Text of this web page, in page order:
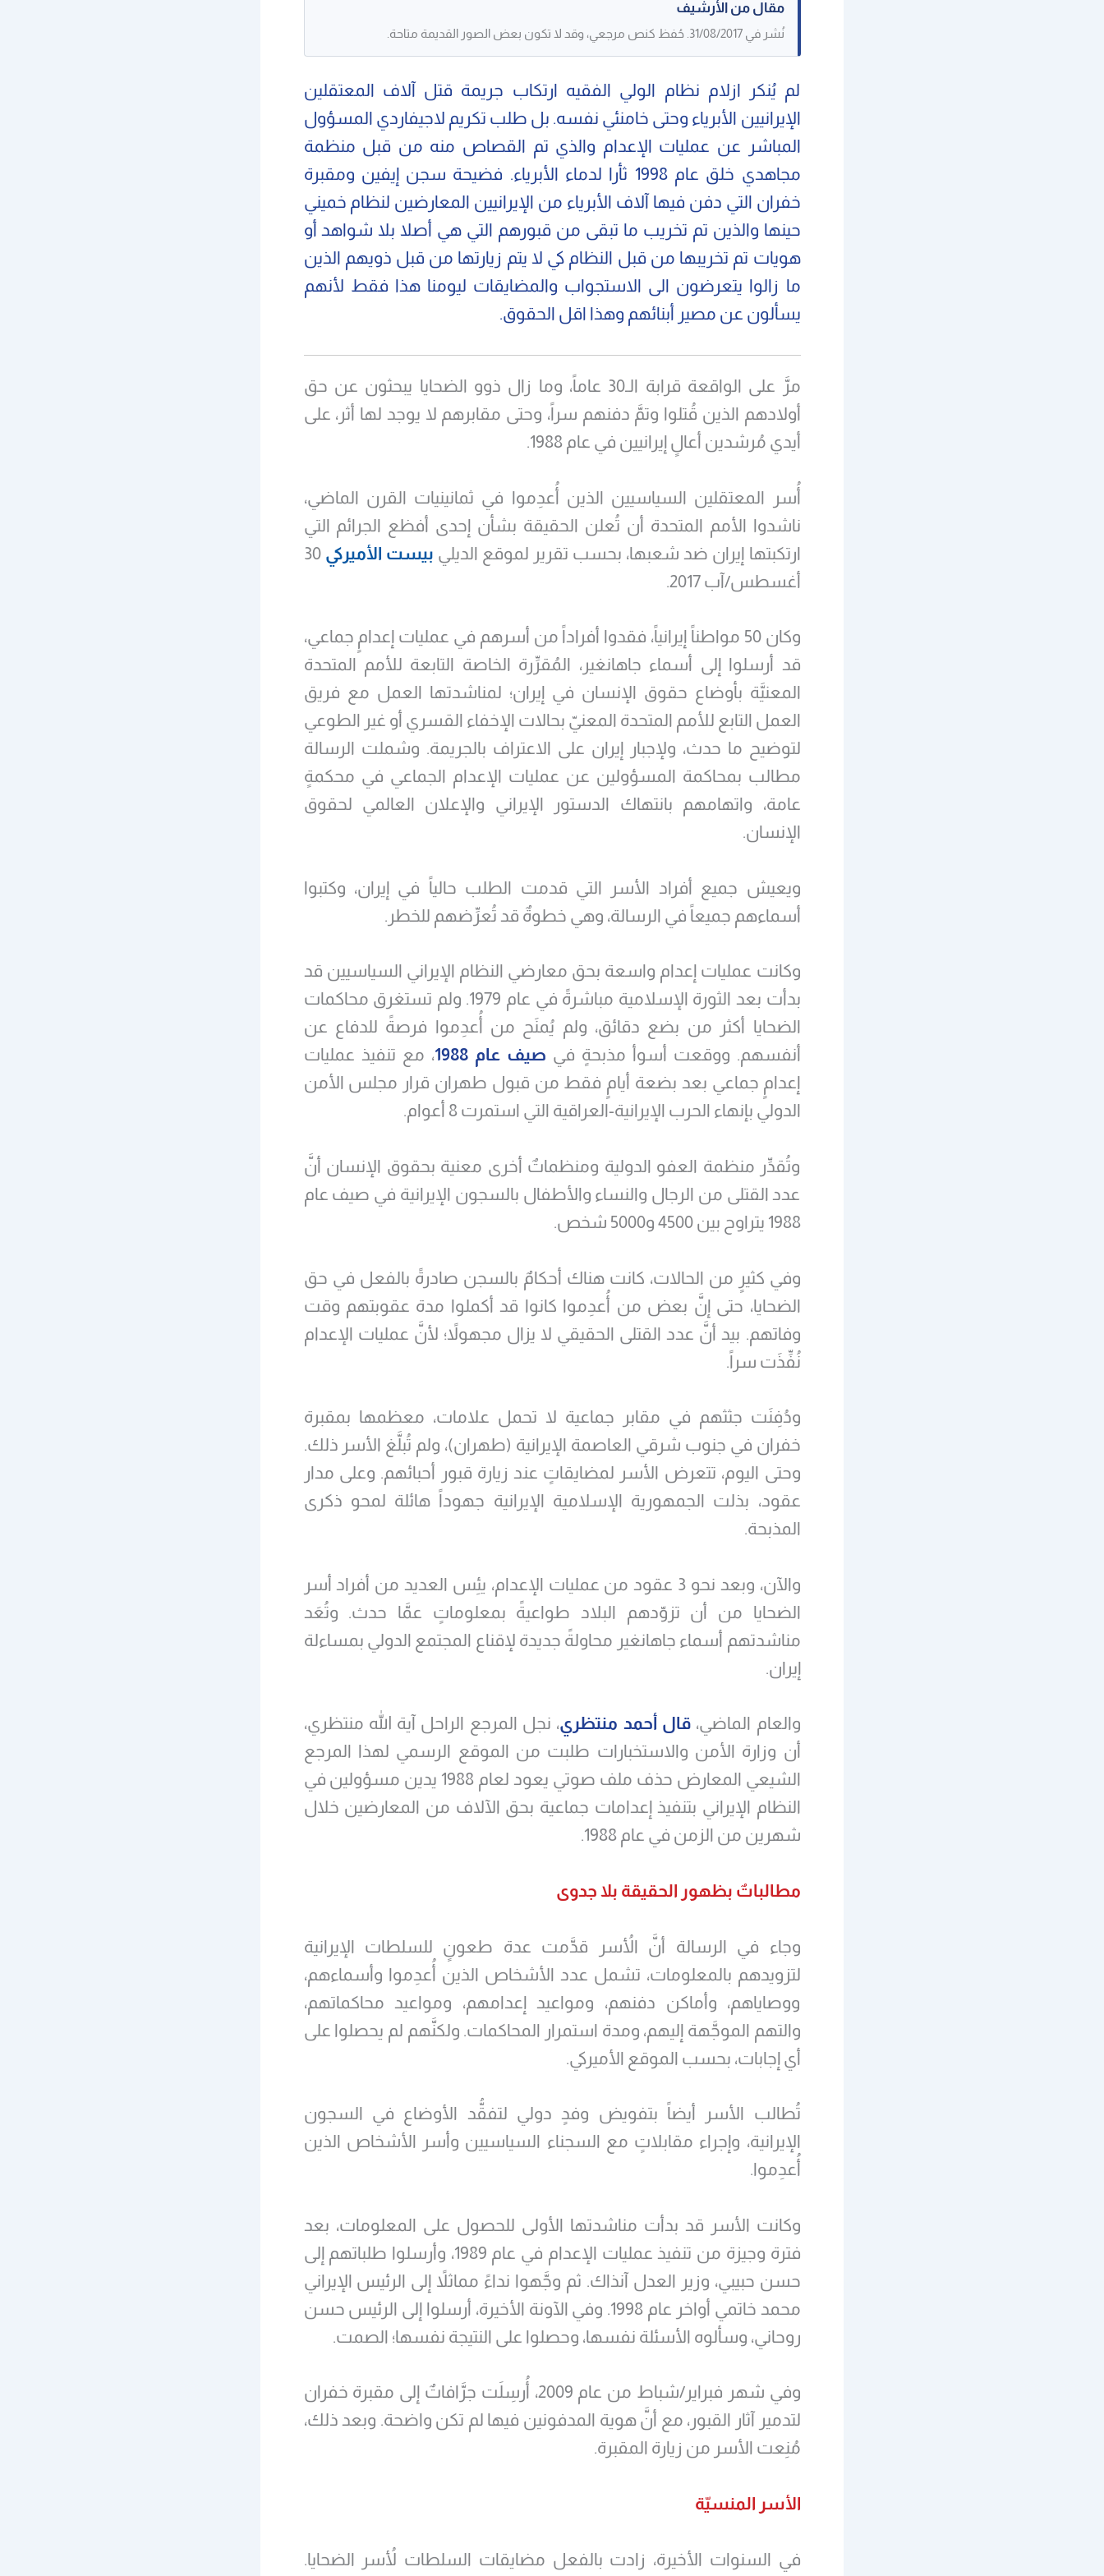
مقال من الأرشيف
نُشر في 31/08/2017. حُفظ كنص مرجعي، وقد لا تكون بعض الصور القديمة متاحة.
لم يُنكر ازلام نظام الولي الفقيه ارتكاب جريمة قتل آلاف المعتقلين
الإيرانيين الأبرياء وحتى خامنئي نفسه. بل طلب تكريم لاجيفاردي المسؤول
المباشر عن عمليات الإعدام والذي تم القصاص منه من قبل منظمة
مجاهدي خلق عام 1998 ثأرا لدماء الأبرياء. فضيحة سجن إيفين ومقبرة
خفران التي دفن فيها آلاف الأبرياء من الإيرانيين المعارضين لنظام خميني
حينها والذين تم تخريب ما تبقى من قبورهم التي هي أصلا بلا شواهد أو
هويات تم تخريبها من قبل النظام كي لا يتم زيارتها من قبل ذويهم الذين
ما زالوا يتعرضون الى الاستجواب والمضايقات ليومنا هذا فقط لأنهم
يسألون عن مصير أبنائهم وهذا اقل الحقوق.
مرَّ على الواقعة قرابة الـ30 عاماً، وما زال ذوو الضحايا يبحثون عن حق
أولادهم الذين قُتلوا وتمَّ دفنهم سراً، وحتى مقابرهم لا يوجد لها أثر، على
أيدي مُرشدين أعالٍ إيرانيين في عام 1988.
أُسر المعتقلين السياسيين الذين أُعدِموا في ثمانينيات القرن الماضي،
ناشدوا الأمم المتحدة أن تُعلن الحقيقة بشأن إحدى أفظع الجرائم التي
ارتكبتها إيران ضد شعبها، بحسب تقرير لموقع الديلي بيست الأميركي 30
أغسطس/آب 2017.
وكان 50 مواطناً إيرانياً، فقدوا أفراداً من أسرهم في عمليات إعدامٍ جماعي،
قد أرسلوا إلى أسماء جاهانغير، المُقرِّرة الخاصة التابعة للأمم المتحدة
المعنيَّة بأوضاع حقوق الإنسان في إيران؛ لمناشدتها العمل مع فريق
العمل التابع للأمم المتحدة المعنيّ بحالات الإخفاء القسري أو غير الطوعي
لتوضيح ما حدث، ولإجبار إيران على الاعتراف بالجريمة. وشملت الرسالة
مطالب بمحاكمة المسؤولين عن عمليات الإعدام الجماعي في محكمةٍ
عامة، واتهامهم بانتهاك الدستور الإيراني والإعلان العالمي لحقوق
الإنسان.
ويعيش جميع أفراد الأسر التي قدمت الطلب حالياً في إيران، وكتبوا
أسماءهم جميعاً في الرسالة، وهي خطوةٌ قد تُعرِّضهم للخطر.
وكانت عمليات إعدام واسعة بحق معارضي النظام الإيراني السياسيين قد
بدأت بعد الثورة الإسلامية مباشرةً في عام 1979. ولم تستغرق محاكمات
الضحايا أكثر من بضع دقائق، ولم يُمنَح من أُعدِموا فرصةً للدفاع عن
أنفسهم. ووقعت أسوأ مذبحةٍ في صيف عام 1988
، مع تنفيذ عمليات
إعدامٍ جماعي بعد بضعة أيامٍ فقط من قبول طهران قرار مجلس الأمن
الدولي بإنهاء الحرب الإيرانية-العراقية التي استمرت 8 أعوام.
وتُقدِّر منظمة العفو الدولية ومنظماتٌ أخرى معنية بحقوق الإنسان أنَّ
عدد القتلى من الرجال والنساء والأطفال بالسجون الإيرانية في صيف عام
1988 يتراوح بين 4500 و5000 شخص.
وفي كثيرٍ من الحالات، كانت هناك أحكامٌ بالسجن صادرةً بالفعل في حق
الضحايا، حتى إنَّ بعض من أُعدِموا كانوا قد أكملوا مدة عقوبتهم وقت
وفاتهم. بيد أنَّ عدد القتلى الحقيقي لا يزال مجهولاً؛ لأنَّ عمليات الإعدام
نُفِّذَت سراً.
ودُفِنَت جثثهم في مقابر جماعية لا تحمل علامات، معظمها بمقبرة
خفران في جنوب شرقي العاصمة الإيرانية (طهران)، ولم تُبلَّغ الأسر ذلك.
وحتى اليوم، تتعرض الأسر لمضايقاتٍ عند زيارة قبور أحبائهم. وعلى مدار
عقود، بذلت الجمهورية الإسلامية الإيرانية جهوداً هائلة لمحو ذكرى
المذبحة.
والآن، وبعد نحو 3 عقود من عمليات الإعدام، يئِس العديد من أفراد أسر
الضحايا من أن تزوّدهم البلاد طواعيةً بمعلوماتٍ عمَّا حدث. وتُعَد
مناشدتهم أسماء جاهانغير محاولةً جديدة لإقناع المجتمع الدولي بمساءلة
إيران.
والعام الماضي،قال أحمد منتظري، نجل المرجع الراحل آية الله منتظري،
أن وزارة الأمن والاستخبارات طلبت من الموقع الرسمي لهذا المرجع
الشيعي المعارض حذف ملف صوتي يعود لعام 1988 يدين مسؤولين في
النظام الإيراني بتنفيذ إعدامات جماعية بحق الآلاف من المعارضين خلال
شهرين من الزمن في عام 1988.
مطالباتٌ بظهور الحقيقة بلا جدوى
وجاء في الرسالة أنَّ الأُسر قدَّمت عدة طعونٍ للسلطات الإيرانية
لتزويدهم بالمعلومات، تشمل عدد الأشخاص الذين أُعدِموا وأسماءهم،
ووصاياهم، وأماكن دفنهم، ومواعيد إعدامهم، ومواعيد محاكماتهم،
والتهم الموجَّهة إليهم، ومدة استمرار المحاكمات. ولكنَّهم لم يحصلوا على
أي إجابات، بحسب الموقع الأميركي.
تُطالب الأسر أيضاً بتفويض وفدٍ دولي لتفقُّد الأوضاع في السجون
الإيرانية، وإجراء مقابلاتٍ مع السجناء السياسيين وأسر الأشخاص الذين
أُعدِموا.
وكانت الأسر قد بدأت مناشدتها الأولى للحصول على المعلومات، بعد
فترة وجيزة من تنفيذ عمليات الإعدام في عام 1989، وأرسلوا طلباتهم إلى
حسن حبيبي، وزير العدل آنذاك. ثم وجَّهوا نداءً مماثلاً إلى الرئيس الإيراني
محمد خاتمي أواخر عام 1998. وفي الآونة الأخيرة، أرسلوا إلى الرئيس حسن
روحاني، وسألوه الأسئلة نفسها، وحصلوا على النتيجة نفسها؛ الصمت.
وفي شهر فبراير/شباط من عام 2009، أُرسِلَت جرَّافاتٌ إلى مقبرة خفران
لتدمير آثار القبور، مع أنَّ هوية المدفونين فيها لم تكن واضحة. وبعد ذلك،
مُنِعت الأسر من زيارة المقبرة.
الأسر المنسيّة
في السنوات الأخيرة، زادت بالفعل مضايقات السلطات لأُسر الضحايا.